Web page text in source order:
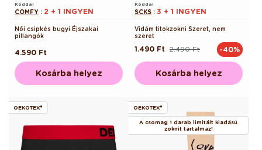
Kóddal
COMFY : 2 + 1 INGYEN
Női csipkés bugyi Éjszakai
pillangók
Normál
ár
4.590 Ft
Kosárba helyez
Kóddal
SCKS : 3 + 1 INGYEN
Vidám titokzokni Szeret, nem
szeret
Normál
2.490 Ft
Akciós
1.490 Ft -40%
Kosárba helyez
OEKOTEX® OEKOTEX®
A csomag 1 darab limitált kiadású
zoknit tartalmaz!